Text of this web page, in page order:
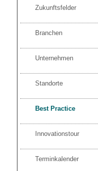
Zukunftsfelder
Branchen
Unternehmen
Standorte
Best Practice
Innovationstour
Terminkalender